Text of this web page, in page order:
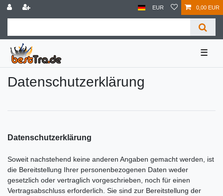
EUR 0,00 EUR
☰
Daten­schutz­erklärung
Datenschutzerklärung
Soweit nachstehend keine anderen Angaben gemacht werden, ist
die Bereitstellung Ihrer personenbezogenen Daten weder
gesetzlich oder vertraglich vorgeschrieben, noch für einen
Vertragsabschluss erforderlich. Sie sind zur Bereitstellung der